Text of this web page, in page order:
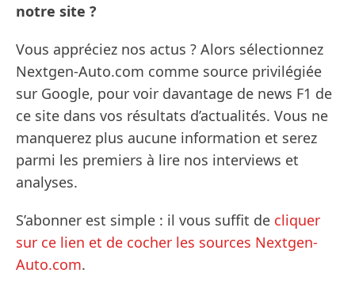
notre site ?
Vous appréciez nos actus ? Alors sélectionnez
Nextgen-Auto.com comme source privilégiée
sur Google, pour voir davantage de news F1 de
ce site dans vos résultats d’actualités. Vous ne
manquerez plus aucune information et serez
parmi les premiers à lire nos interviews et
analyses.
S’abonner est simple : il vous suffit de cliquer
sur ce lien et de cocher les sources Nextgen-
Auto.com.